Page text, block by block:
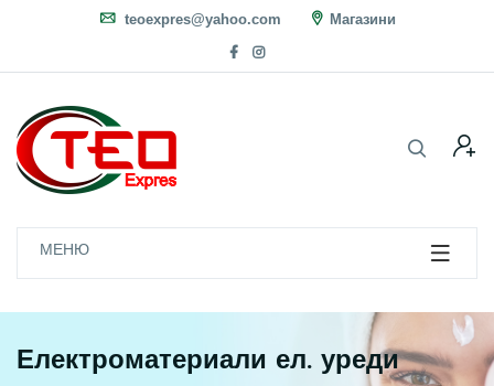
teoexpres@yahoo.com Магазини
МЕНЮ
Електроматериали ел. уреди